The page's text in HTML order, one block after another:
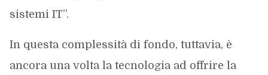
sistemi IT”.
In questa complessità di fondo, tuttavia, è
ancora una volta la tecnologia ad offrire la